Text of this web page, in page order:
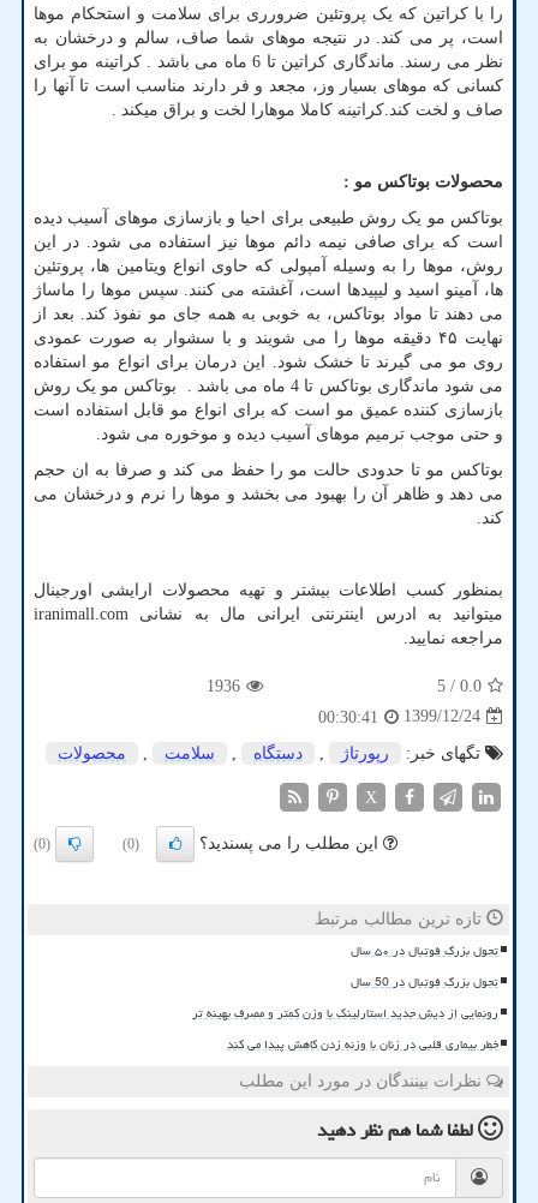
را با کراتین که یک پروتئین ضرورری برای سلامت و استحکام موها
است، پر می کند. در نتیجه موهای شما صاف، سالم و درخشان به
نظر می رسند. ماندگاری کراتین تا 6 ماه می باشد . کراتینه مو برای
کسانی که موهای بسیار وز، مجعد و فر دارند مناسب است تا آنها را
صاف و لخت کند.کراتینه کاملا موهارا لخت و براق میکند .
محصولات بوتاکس مو :
بوتاکس مو یک روش طبیعی برای احیا و بازسازی موهای آسیب دیده
است که برای صافی نیمه دائم موها نیز استفاده می شود. در این
روش، موها را به وسیله آمپولی که حاوی انواع ویتامین ها، پروتئین
ها، آمینو اسید و لیپیدها است، آغشته می کنند. سپس موها را ماساژ
می دهند تا مواد بوتاکس، به خوبی به همه جای مو نفوذ کند. بعد از
نهایت ۴۵ دقیقه موها را می شویند و با سشوار به صورت عمودی
روی مو می گیرند تا خشک شود. این درمان برای انواع مو استفاده
می شود ماندگاری بوتاکس تا 4 ماه می باشد . بوتاکس مو یک روش
بازسازی کننده عمیق مو است که برای انواع مو قابل استفاده است
و حتی موجب ترمیم موهای آسیب دیده و موخوره می شود.
بوتاکس مو تا حدودی حالت مو را حفظ می کند و صرفا به ان حجم
می دهد و ظاهر آن را بهبود می بخشد و موها را نرم و درخشان می
کند.
بمنظور کسب اطلاعات بیشتر و تهیه محصولات ارایشی اورجینال
میتوانید به ادرس اینترنتی ایرانی مال به نشانی iranimall.com
مراجعه نمایید.
0.0
/ 5
1936
1399/12/24
00:30:41
تگهای خبر:
رپورتاژ دستگاه سلامت محصولات
X
این مطلب را می پسندید؟ (0)
(0)
تازه ترین مطالب مرتبط
تحول بزرگ فوتبال در ۵۰ سال
تحول بزرگ فوتبال در 50 سال
رونمایی از دیش جدید استارلینک با وزن کمتر و مصرف بهینه تر
خطر بیماری قلبی در زنان با وزنه زدن کاهش پیدا می کند
نظرات بینندگان در مورد این مطلب
لطفا شما همنظر دهید